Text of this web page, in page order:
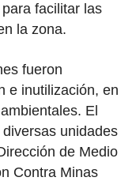
facilitar las
la zona.
fueron
e inutilización, en
El
unidades
de Medio
Contra Minas